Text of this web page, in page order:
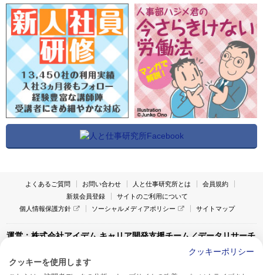
よくあるご質問 お問い合わせ 人と仕事研究所とは
会員規約
新規会員登録
サイトのご利用について
個人情報保護方針
ソーシャルメディアポリシー サイトマップ
運営：株式会社アイデム キャリア開発支援チーム／データリサーチ
〒160-0022 東京都新宿区新宿1-4-10
クッキーポリシー
クッキーを使用します